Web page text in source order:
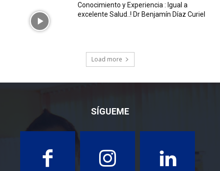
Conocimiento y Experiencia : Igual a
excelente Salud..! Dr Benjamín Díaz Curiel
Load more
SÍGUEME